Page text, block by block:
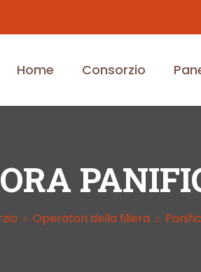
Home Consorzio
Operatori della filiera